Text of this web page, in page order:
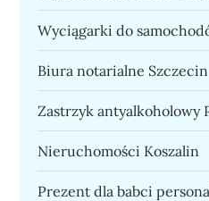
Wyciągarki do
Biura notarialne Szczecin
Zastrzyk antyalkoholowy
Nieruchomości Koszalin
Prezent dla babci